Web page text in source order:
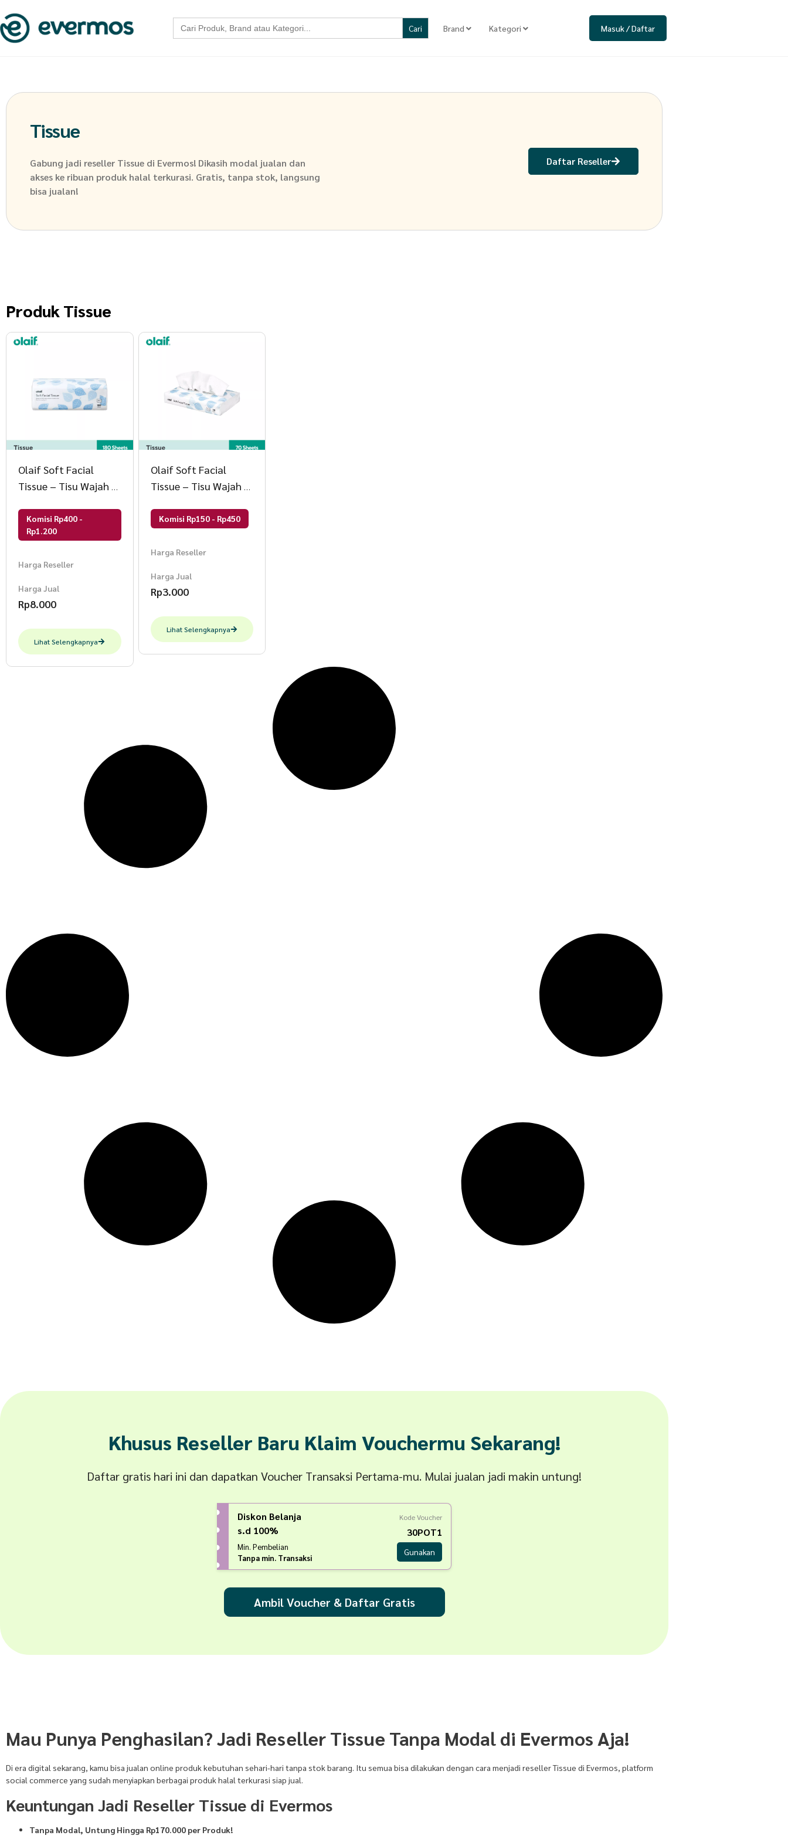
Search
for: Brand Kategori Masuk / Daftar
Tissue
Gabung jadi reseller Tissue di Evermos! Dikasih modal jualan dan
akses ke ribuan produk halal terkurasi. Gratis, tanpa stok, langsung
bisa jualan!
Daftar Reseller
ProdukTissue
Olaif Soft Facial
Tissue – Tisu Wajah –
Komisi Rp400 -
Rp1.200
Harga Reseller
Harga Jual
Rp8.000
Lihat Selengkapnya
Olaif Soft Facial
Tissue – Tisu Wajah –
Komisi Rp150 - Rp450
Harga Reseller
Harga Jual
Rp3.000
Lihat Selengkapnya
Khusus Reseller Baru Klaim Vouchermu Sekarang!
Daftar gratis hari ini dan dapatkan Voucher Transaksi Pertama-mu. Mulai jualan jadi makin untung!
Diskon Belanja
s.d 100%
Min. Pembelian
Tanpa min. Transaksi
Kode Voucher
30POT1
Gunakan
Ambil Voucher & Daftar Gratis
Mau Punya Penghasilan? Jadi Reseller Tissue Tanpa Modal di Evermos Aja!
Di era digital sekarang, kamu bisa jualan online produk kebutuhan sehari-hari tanpa stok barang. Itu semua bisa dilakukan dengan cara menjadi reseller Tissue di Evermos, platform
social commerce yang sudah menyiapkan berbagai produk halal terkurasi siap jual.
Keuntungan Jadi Reseller Tissue di Evermos
Tanpa Modal, Untung Hingga Rp170.000 per Produk!